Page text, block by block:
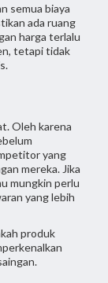
semua biaya
ada ruang
harga terlalu
tetapi tidak
Oleh karena
yang
mereka. Jika
mungkin perlu
yang lebih
produk